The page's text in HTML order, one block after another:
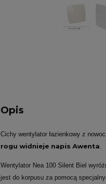
Opis
Cichy wentylator łazienkowy z
rogu widnieje napis Awenta.
Wentylator Nea 100 Silent Biel
jest do korpusu za pomocą